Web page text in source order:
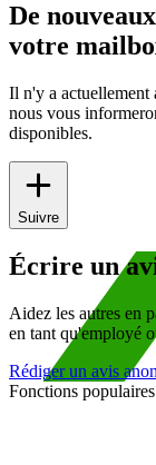
De
votre
Il n'y a actuellement
nous vous
disponibles.
Suivre
Écrire un
Aidez les autres en
en tant qu'employé
Rédiger un avis
Fonctions populaires